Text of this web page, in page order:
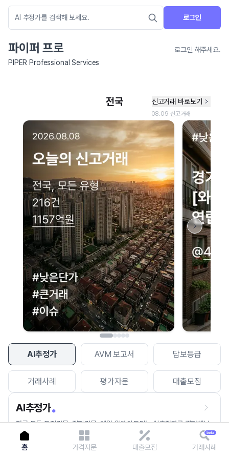
로그인
파이퍼 프로
로그인 해주세요.
PIPER Professional Services
AI추정가 AVM 보고서 담보등급
거래사례 평가자문 대출모집
AI추정가
전국 모든 토지건물, 집합건물, 매월 업데이트되는 AI추정가를 경험해보
세요.
네이버 지도 연결 안내
현재 네이버 지도 연결이 원활하지 않아 지도를 불러올 수 없습니다.
이용에 불편을 드려 죄송합니다.
다시 시도
홈 가격자문 대출모집 거래사례